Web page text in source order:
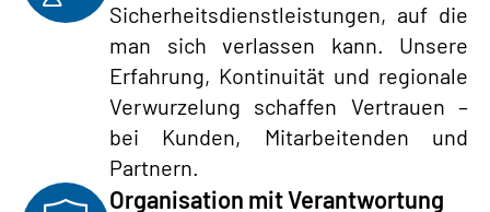
Sicherheitsdienstleistungen, auf die
man sich verlassen kann. Unsere
Erfahrung, Kontinuität und regionale
Verwurzelung schaffen Vertrauen –
bei Kunden, Mitarbeitenden und
Partnern.
Organisation mit Verantwortung